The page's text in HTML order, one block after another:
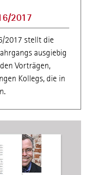
2017
2017 stellt die
ausgiebig
Vorträgen,
Kollegs, die in